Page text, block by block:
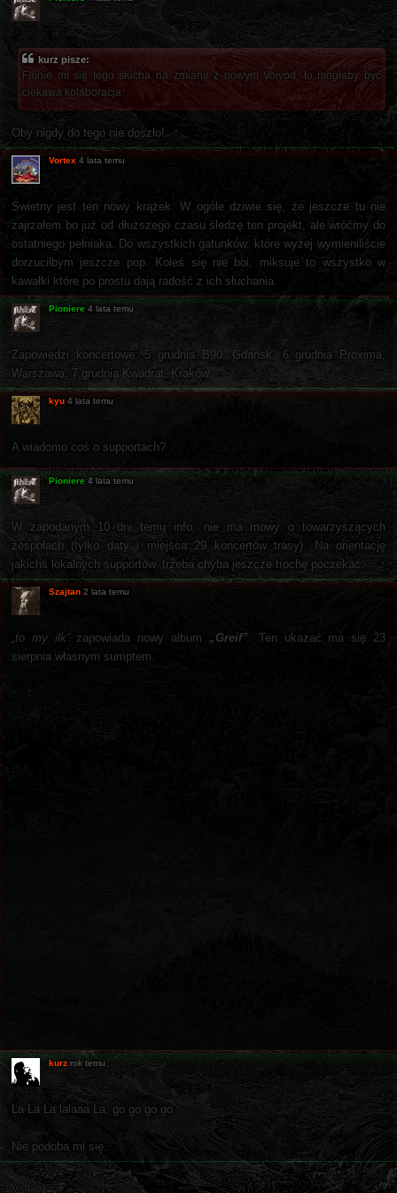
kurz pisze:
Fajnie mi się tego słucha na zmianę z nowym Voivod, to mogłaby być
ciekawa kolaboracja.
Oby nigdy do tego nie doszło!
Vortex 4 lata temu
Świetny jest ten nowy krążek. W ogóle dziwie się, że jeszcze tu nie
zajrzałem bo już od dłuższego czasu śledzę ten projekt, ale wróćmy do
ostatniego pełniaka. Do wszystkich gatunków, które wyżej wymieniliście
dorzuciłbym jeszcze pop. Koleś się nie boi, miksuje to wszystko w
kawałki które po prostu dają radość z ich słuchania.
Pioniere 4 lata temu
Zapowiedzi koncertowe: 5 grudnia B90, Gdańsk, 6 grudnia Proxima,
Warszawa, 7 grudnia Kwadrat, Kraków
kyu 4 lata temu
A wiadomo coś o supportach?
Pioniere 4 lata temu
W zapodanym 10 dni temu info, nie ma mowy o towarzyszących
zespołach (tylko daty i miejsca 29 koncertów trasy). Na orientację
jakichś lokalnych supportów, trzeba chyba jeszcze trochę poczekać.
Szajtan 2 lata temu
„to my ilk”zapowiada nowy album „Greif”. Ten ukazać ma się 23
sierpnia własnym sumptem.
kurz rok temu
La La La lalaaa La, go go go go
Nie podoba mi się.